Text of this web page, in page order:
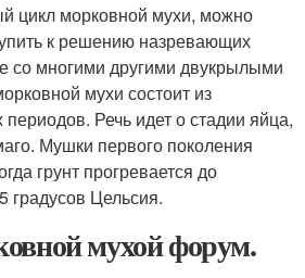
цикл морковной мухи, можно
к решению назревающих
со многими другими двукрылыми
мухи состоит из
Речь идет о стадии яйца,
Мушки первого поколения
грунт прогревается до
градусов Цельсия.
мухой форум.